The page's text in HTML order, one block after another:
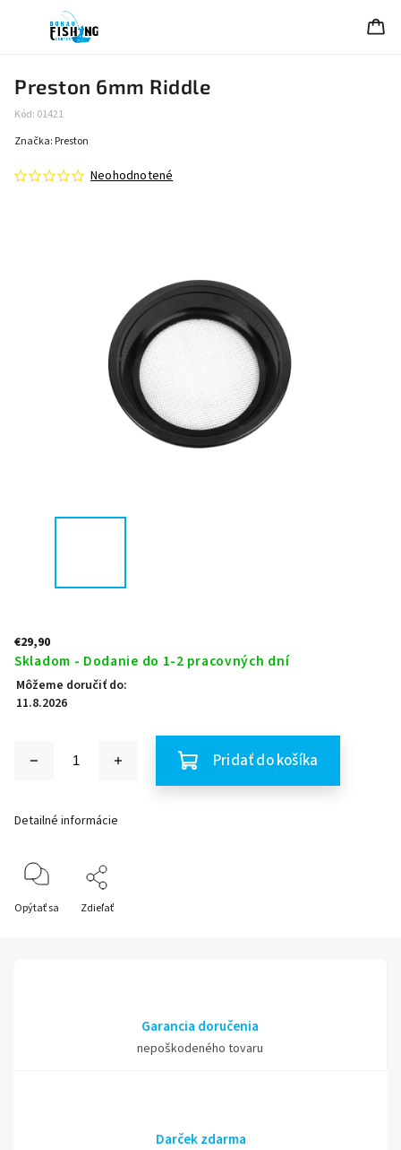
Preston 6mm Riddle
Kód: 01421
Neohodnotené
Značka: Preston
€29,90
Skladom - Dodanie do 1-2 pracovných dní
Môžeme doručiť do:
11.8.2026
Pridať do košíka
Detailné informácie
Opýtať sa Zdieľať
Garancia doručenia
nepoškodeného tovaru
Darček zdarma